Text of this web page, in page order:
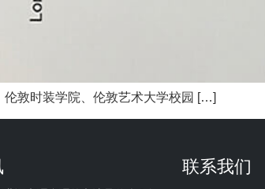
敦时装学院、伦敦艺术大学校园 […]
联系我们